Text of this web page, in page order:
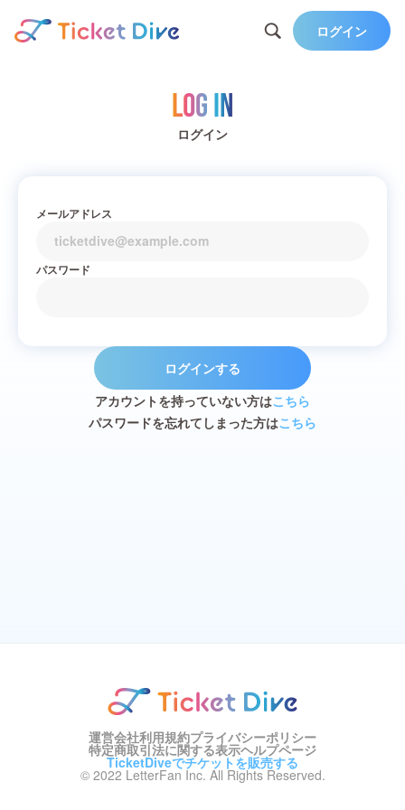
ログイン
Log in
ログイン
メールアドレス
パスワード
ログインする
アカウントを持っていない方はこちら
パスワードを忘れてしまった方はこちら
運営会社利用規約プライバシーポリシー
特定商取引法に関する表示ヘルプページ
TicketDiveでチケットを販売する
© 2022 LetterFan Inc. All Rights Reserved.